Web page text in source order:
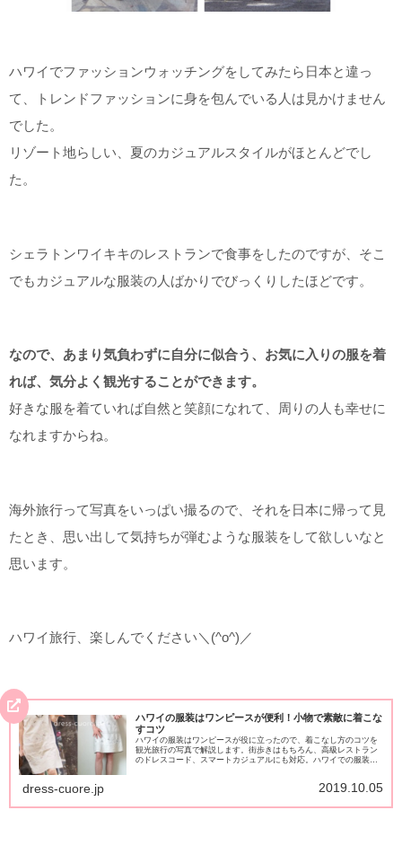
ハワイでファッションウォッチングをしてみたら日本と違っ
て、トレンドファッションに身を包んでいる人は見かけません
でした。
リゾート地らしい、夏のカジュアルスタイルがほとんどでし
た。
シェラトンワイキキのレストランで食事をしたのですが、そこ
でもカジュアルな服装の人ばかりでびっくりしたほどです。
なので、あまり気負わずに自分に似合う、お気に入りの服を着
れば、気分よく観光することができます。
好きな服を着ていれば自然と笑顔になれて、周りの人も幸せに
なれますからね。
海外旅行って写真をいっぱい撮るので、それを日本に帰って見
たとき、思い出して気持ちが弾むような服装をして欲しいなと
思います。
ハワイ旅行、楽しんでください＼(^o^)／
ハワイの服装はワンピースが便利！小物で素敵に着こな
すコツ
ハワイの服装はワンピースが役に立ったので、着こなし方のコツを
観光旅行の写真で解説します。街歩きはもちろん、高級レストラン
のドレスコード、スマートカジュアルにも対応。ハワイでの服装は
dress-cuore.jp 2019.10.05